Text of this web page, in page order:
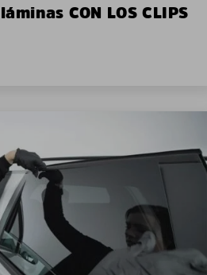
CON LOS CLIPS